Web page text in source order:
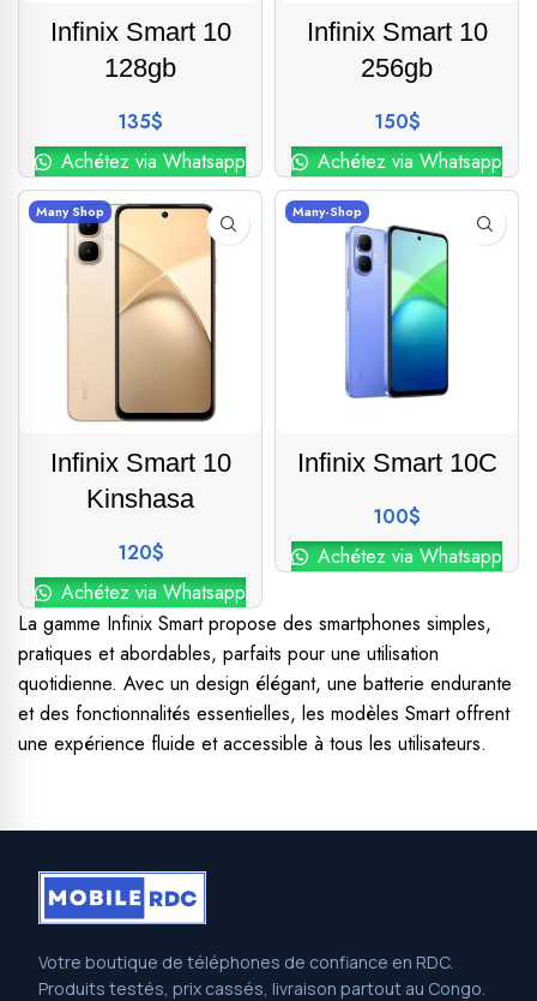
Infinix Smart 10
128gb
135$
Achétez via Whatsapp
Infinix Smart 10
256gb
150$
Achétez via Whatsapp
Many Shop
Infinix Smart 10
Kinshasa
120$
Achétez via Whatsapp
Many-Shop
Infinix Smart 10C
100$
Achétez via Whatsapp
La gamme Infinix Smart propose des smartphones simples,
pratiques et abordables, parfaits pour une utilisation
quotidienne. Avec un design élégant, une batterie endurante
et des fonctionnalités essentielles, les modèles Smart offrent
une expérience fluide et accessible à tous les utilisateurs.
Votre boutique de téléphones de confiance en RDC.
Produits testés, prix cassés, livraison partout au Congo.